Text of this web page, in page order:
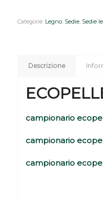
Categorie: Legno, Sedie, Sedie
Descrizione
campionario
campionario
campionario